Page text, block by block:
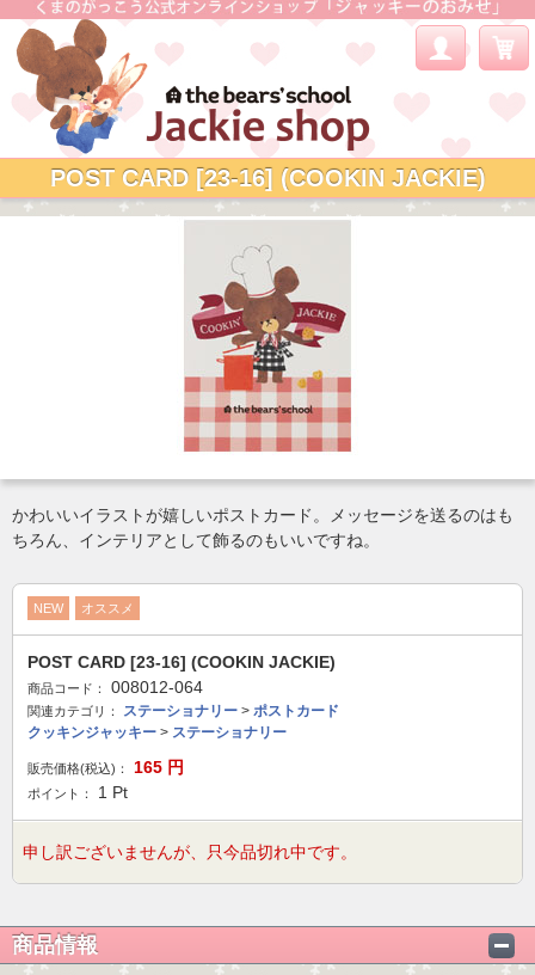
POST CARD [23-16] (COOKIN JACKIE)
かわいいイラストが嬉しいポストカード。メッセージを送るのはも
ちろん、インテリアとして飾るのもいいですね。
NEW オススメ
POST CARD [23-16] (COOKIN JACKIE)
商品コード： 008012-064
関連カテゴリ： ステーショナリー > ポストカード
クッキンジャッキー > ステーショナリー
販売価格(税込)： 165 円
ポイント： 1 Pt
申し訳ございませんが、只今品切れ中です。
商品情報